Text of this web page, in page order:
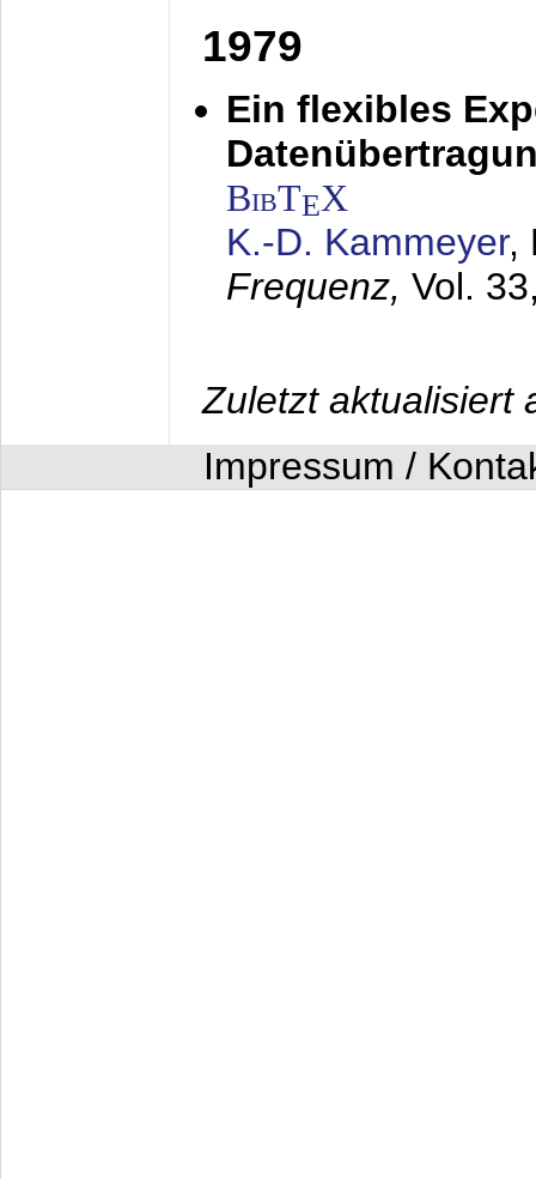
1979
Ein flexibles
BibTEX
K.-D. Kammeyer,
Frequenz, Vol.
Zuletzt aktualisiert
Impressum /